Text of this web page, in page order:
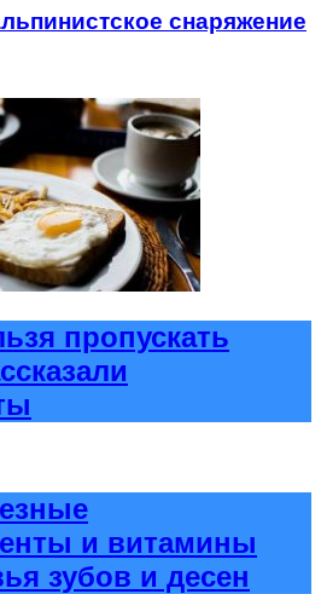
снаряжение
пропускать
и витамины
зубов и десен